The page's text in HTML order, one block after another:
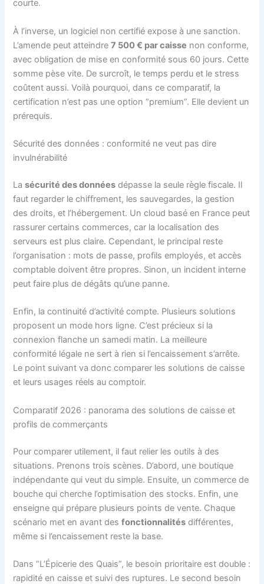
courte.
À l’inverse, un logiciel non certifié expose à une sanction.
L’amende peut atteindre7 500 € par caisse non conforme,
avec obligation de mise en conformité sous 60 jours. Cette
somme pèse vite. De surcroît, le temps perdu et le stress
coûtent aussi. Voilà pourquoi, dans ce comparatif, la
certification n’est pas une option “premium”. Elle devient un
prérequis.
Sécurité des données : conformité ne veut pas dire
invulnérabilité
Lasécurité des données dépasse la seule règle fiscale. Il
faut regarder le chiffrement, les sauvegardes, la gestion
des droits, et l’hébergement. Un cloud basé en France peut
rassurer certains commerces, car la localisation des
serveurs est plus claire. Cependant, le principal reste
l’organisation : mots de passe, profils employés, et accès
comptable doivent être propres. Sinon, un incident interne
peut faire plus de dégâts qu’une panne.
Enfin, la continuité d’activité compte. Plusieurs solutions
proposent un mode hors ligne. C’est précieux si la
connexion flanche un samedi matin. La meilleure
conformité légale ne sert à rien si l’encaissement s’arrête.
Le point suivant va donc comparer les solutions de caisse
et leurs usages réels au comptoir.
Comparatif 2026 : panorama des solutions de caisse et
profils de commerçants
Pour comparer utilement, il faut relier les outils à des
situations. Prenons trois scènes. D’abord, une boutique
indépendante qui veut du simple. Ensuite, un commerce de
bouche qui cherche l’optimisation des stocks. Enfin, une
enseigne qui prépare plusieurs points de vente. Chaque
scénario met en avant desfonctionnalités différentes,
même si l’encaissement reste la base.
Dans “L’Épicerie des Quais”, le besoin prioritaire est double :
rapidité en caisse et suivi des ruptures. Le second besoin